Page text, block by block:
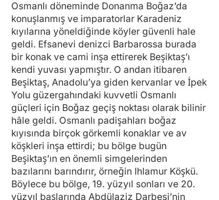
Osmanlı döneminde Donanma Boğaz’da
konuşlanmış ve imparatorlar Karadeniz
kıyılarına yöneldiğinde köyler güvenli hale
geldi. Efsanevi denizci Barbarossa burada
bir konak ve cami inşa ettirerek Beşiktaş’ı
kendi yuvası yapmıştır. O andan itibaren
Beşiktaş, Anadolu’ya giden kervanlar ve İpek
Yolu güzergahındaki kuvvetli Osmanlı
güçleri için Boğaz geçiş noktası olarak bilinir
hâle geldi. Osmanlı padişahları boğaz
kıyısında birçok görkemli konaklar ve av
köşkleri inşa ettirdi; bu bölge bugün
Beşiktaş’ın en önemli simgelerinden
bazılarını barındırır, örneğin Ihlamur Köşkü.
Böylece bu bölge, 19. yüzyıl sonları ve 20.
yüzyıl başlarında Abdülaziz Darbesi’nin